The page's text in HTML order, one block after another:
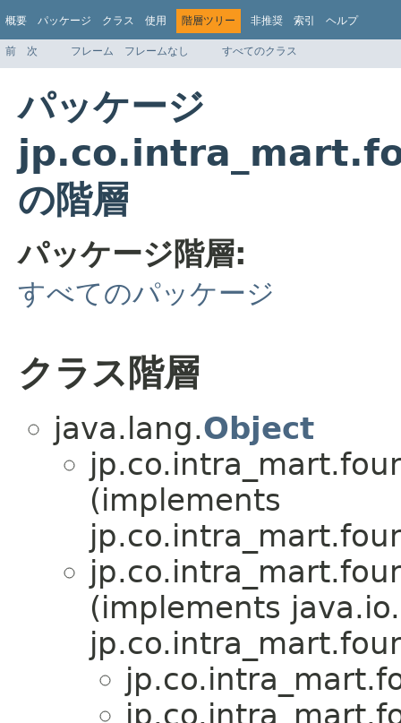
概要 パッケージ クラス 使用 階層ツリー 非推奨 索引 ヘルプ
前 次 フレーム フレームなし すべてのクラス
パッケージ
の階層
パッケージ階層:
すべてのパッケージ
クラス階層
java.lang.Object
(implements
(implements java.io.